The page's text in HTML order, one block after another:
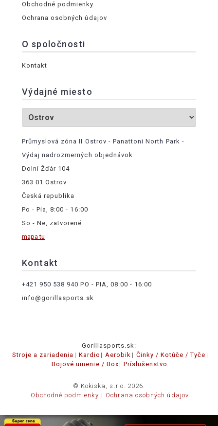
Obchodné podmienky
Ochrana osobných údajov
O spoločnosti
Kontakt
Výdajné miesto
Průmyslová zóna II Ostrov - Panattoni North Park -
Výdaj nadrozmerných objednávok
Dolní Žďár 104
363 01 Ostrov
Česká republika
Po - Pia, 8:00 - 16:00
So - Ne, zatvorené
mapa tu
Kontakt
+421 950 538 940 PO - PIA, 08:00 - 16:00
info@gorillasports.sk
Gorillasports.sk:
Stroje a zariadenia
Kardio Aerobik
Činky / Kotúče / Tyče
Bojové umenie / Box
Príslušenstvo
© Kokiska, s.r.o. 2026.
Obchodné podmienky
Ochrana osobných údajov